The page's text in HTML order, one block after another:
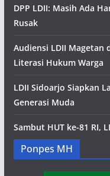
DPP LDII: Masih Ada
Rusak
Audiensi LDII Magetan
Literasi Hukum Warga
LDII Sidoarjo Siapkan
Generasi Muda
Sambut HUT ke-81 RI,
Ponpes MH